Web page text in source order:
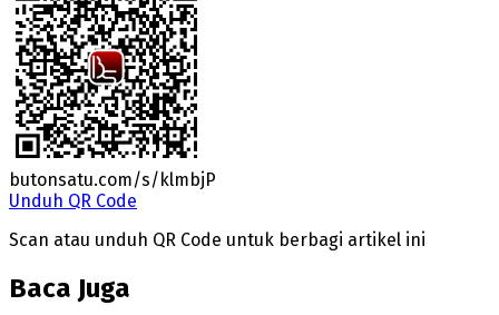
butonsatu.com/s/klmbjP
Unduh QR Code
Scan atau unduh QR Code untuk berbagi artikel ini
Baca Juga